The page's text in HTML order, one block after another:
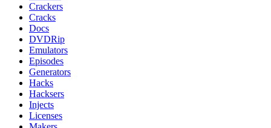
Crackers
Cracks
Docs
DVDRip
Emulators
Episodes
Generators
Hacks
Hacksers
Injects
Licenses